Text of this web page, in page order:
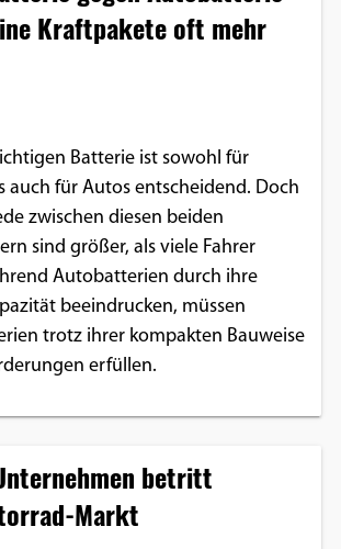
Kraftpakete oft mehr
Batterie ist sowohl für
auch für Autos entscheidend. Doch
zwischen diesen beiden
sind größer, als viele Fahrer
Autobatterien durch ihre
beeindrucken, müssen
trotz ihrer kompakten Bauweise
erfüllen.
betritt
Markt